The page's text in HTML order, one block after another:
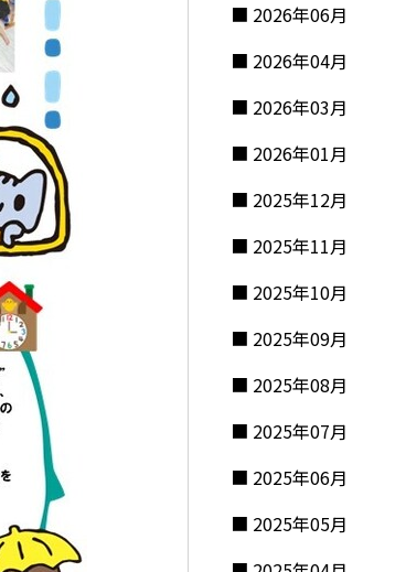
2026年06月
2026年04月
2026年03月
2026年01月
2025年12月
2025年11月
2025年10月
2025年09月
2025年08月
2025年07月
2025年06月
2025年05月